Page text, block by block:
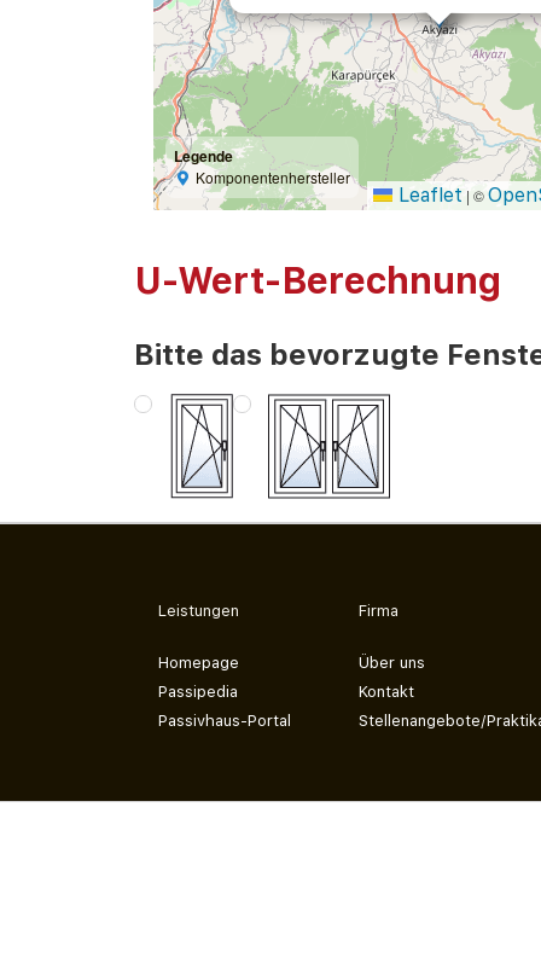
Legende
Komponentenhersteller
Leaflet | ©
U-Wert-Berechnung
Bitte das bevorzugte
Leistungen
Homepage
Passipedia
Passivhaus-Portal
Firma
Über uns
Kontakt
Stellenangebote/